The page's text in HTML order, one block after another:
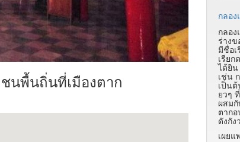
นพื้นถิ่นที่เมืองตาก
กลอ
กลอ
ร่าง
มีชื่อ
เรีย
ได้ยิ
เช่น
เป็น
ยวๆ
ผสม
ตาก
ดังกัง
เผยแ